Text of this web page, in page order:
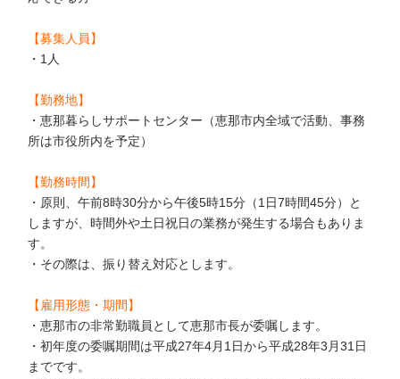
【募集人員】
・1人
【勤務地】
・恵那暮らしサポートセンター （恵那市内全域で活動、事務
所は市役所内を予定）
【勤務時間】
・原則、午前8時30分から午後5時15分（1日7時間45分）と
しますが、時間外や土日祝日の業務が発生する場合もありま
す。
・その際は、振り替え対応とします。
【雇用形態・期間】
・恵那市の非常勤職員として恵那市長が委嘱します。
・初年度の委嘱期間は平成27年4月1日から平成28年3月31日
までです。